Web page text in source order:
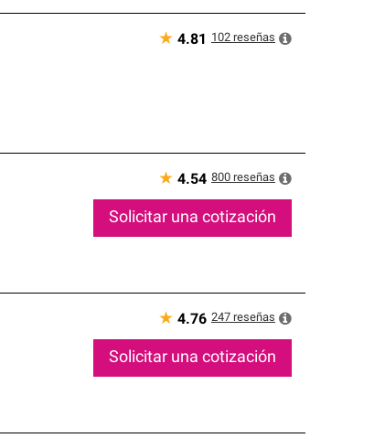
★ 4.81 102 reseñas
★ 4.54 800 reseñas
Solicitar una cotización
★ 4.76 247 reseñas
Solicitar una cotización